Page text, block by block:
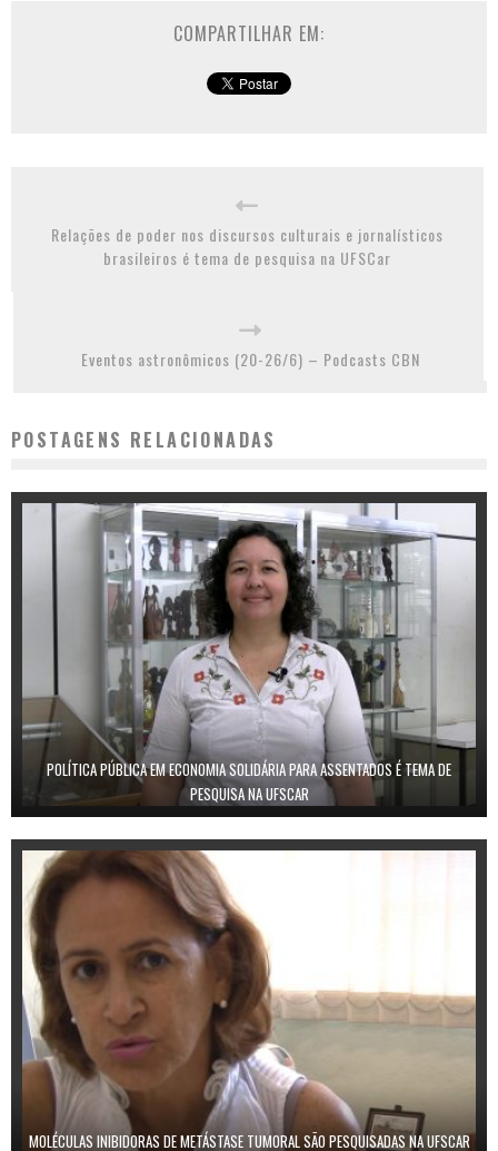
COMPARTILHAR EM:
Relações de poder nos discursos culturais e jornalísticos
brasileiros é tema de pesquisa na UFSCar
Eventos astronômicos (20-26/6) – Podcasts CBN
POSTAGENS RELACIONADAS
POLÍTICA PÚBLICA EM ECONOMIA SOLIDÁRIA PARA ASSENTADOS É TEMA DE
PESQUISA NA UFSCAR
MOLÉCULAS INIBIDORAS DE METÁSTASE TUMORAL SÃO PESQUISADAS NA UFSCAR